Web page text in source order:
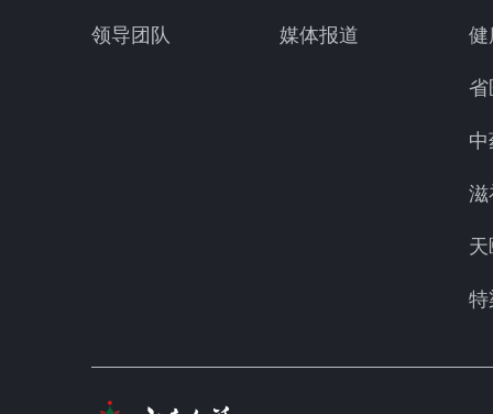
领导团队 媒体报道 健
省
滋
特